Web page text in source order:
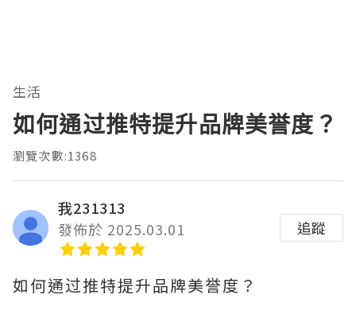
生活
如何通过推特提升品牌美誉度？
瀏覽次數:1368
我231313
發佈於 2025.03.01
追蹤
如何通过推特提升品牌美誉度？